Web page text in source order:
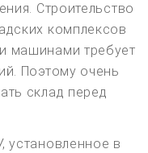
Строительство
комплексов
машинами требует
Поэтому очень
склад перед
установленное в